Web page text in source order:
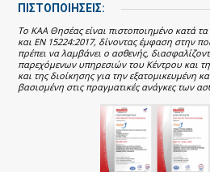
ΠΙΣΤΟΠΟΙΗΣΕΙΣ:
Το ΚΑΑ Θησέας είναι πιστοποιημένο κατά
και EN 15224:2017, δίνοντας έμφαση στην
πρέπει να λαμβάνει ο ασθενής,
παρεχόμενων υπηρεσιών του Κέντρου και
και της διοίκησης για την εξατομικευμένη
βασισμένη στις πραγματικές ανάγκες των